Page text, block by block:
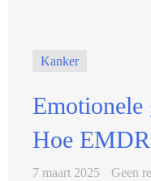
Kanker
Emotionele
Hoe
7 maart 2025 Geen